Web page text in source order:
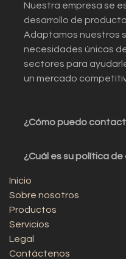
Nuestra empresa se
desarrollo de
Adaptamos nuestros
necesidades únicas
sectores para
un mercado
¿Cómo puedo
¿Cuál es su política
Inicio
Sobre nosotros
Productos
Servicios
Legal
Contáctenos